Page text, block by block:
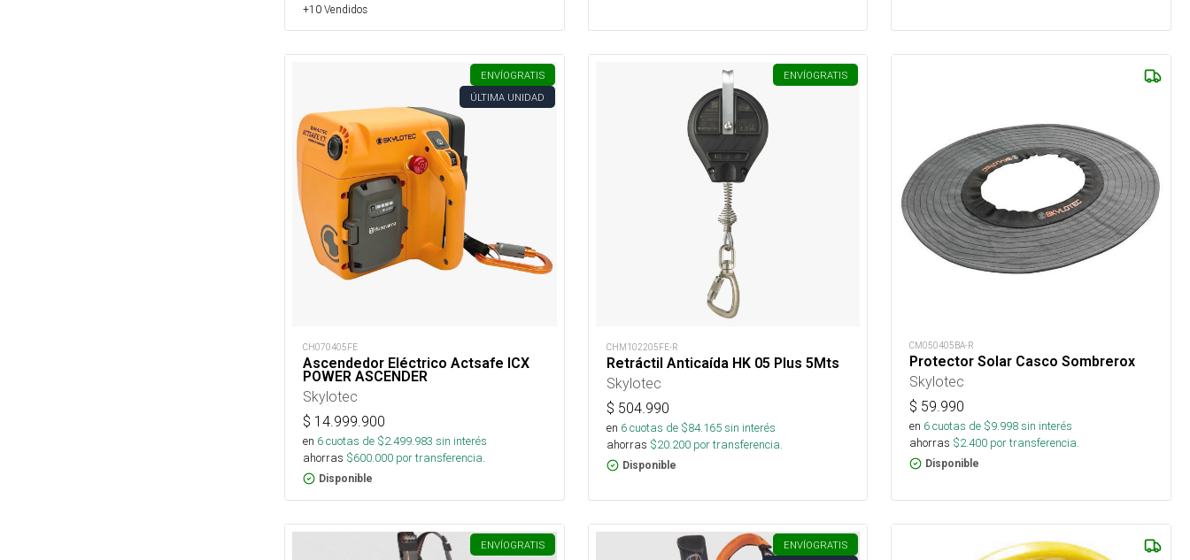
+10 Vendidos
ENVÍOGRATIS
ÚLTIMA UNIDAD
CH070405FE
Ascendedor Eléctrico Actsafe ICX
POWER ASCENDER
Skylotec
$ 14.999.900
en 6cuotas de $2.499.983 sin interés
ahorras $600.000 por transferencia.
Disponible
ENVÍOGRATIS
CHM102205FE-R
Retráctil Anticaída HK 05 Plus 5Mts
Skylotec
$ 504.990
en 6cuotas de $84.165sin interés
ahorras $20.200por transferencia.
Disponible
CM050405BA-R
Protector Solar Casco Sombrerox
Skylotec
$ 59.990
en 6cuotas de $9.998sin interés
ahorras $2.400 por transferencia.
Disponible
ENVÍOGRATIS ENVÍOGRATIS